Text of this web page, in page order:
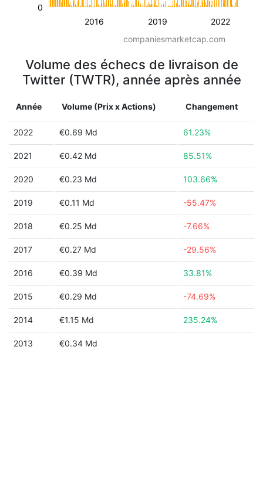
2016 2019 2022
0
companiesmarketcap.com
Volume des échecs de livraison de
Twitter (TWTR), année après année
Année Volume (Prix x Actions) Changement
2022 €0.69 Md 61.23%
2021 €0.42 Md 85.51%
2020 €0.23 Md 103.66%
2019 €0.11 Md -55.47%
2018 €0.25 Md -7.66%
2017 €0.27 Md -29.56%
2016 €0.39 Md 33.81%
2015 €0.29 Md -74.69%
2014 €1.15 Md 235.24%
2013 €0.34 Md